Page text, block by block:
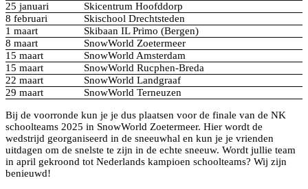
25 januari
Skicentrum Hoofddorp
8 februari
Skischool Drechtsteden
1 maart
Skibaan IL Primo (Bergen)
8 maart
SnowWorld Zoetermeer
15 maart
SnowWorld Amsterdam
15 maart
SnowWorld Rucphen-Breda
22 maart
SnowWorld Landgraaf
29 maart
SnowWorld Terneuzen
Bij de voorronde kun je je dus plaatsen voor de finale van de NK
schoolteams 2025 in SnowWorld Zoetermeer. Hier wordt de
wedstrijd georganiseerd in de sneeuwhal en kun je je vrienden
uitdagen om de snelste te zijn in de echte sneeuw. Wordt jullie team
in april gekroond tot Nederlands kampioen schoolteams? Wij zijn
benieuwd!